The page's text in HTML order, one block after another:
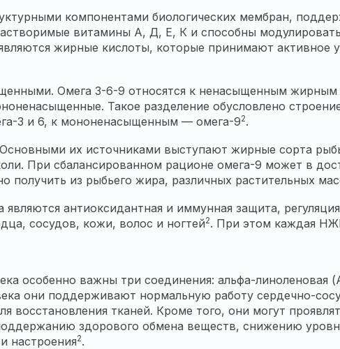
компонентами биологических мембран,
витамины А, Д, Е, К и способны
жирные кислоты, которые принимают активное
Омега 3-6-9 относятся к ненасыщенным
Такое разделение обусловлено
3 и 6, к мононенасыщенным — омега-92.
их источниками выступают жирные сорта
При сбалансированном рационе омега-9 может в
из рыбьего жира, различных растительных
антиоксидантная и иммунная защита,
сосудов, кожи, волос и ногтей2. При этом каждая
особенно важны три соединения: альфа-
они поддерживают нормальную работу сердечно-
восстановления тканей. Кроме того, они могут
здорового обмена веществ, снижению
настроения2.